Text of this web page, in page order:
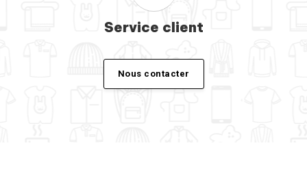
Service client
Nous contacter